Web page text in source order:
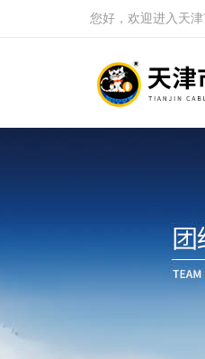
您好，欢迎进入天